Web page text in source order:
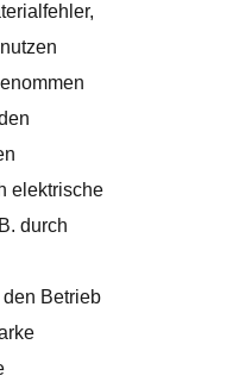
elektrische
durch
Betrieb